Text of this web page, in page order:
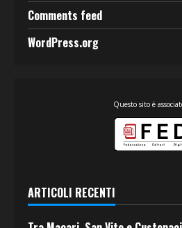
Comments feed
WordPress.org
Questo sito è
ARTICOLI RECENTI